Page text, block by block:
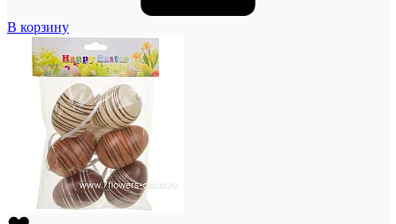
В корзину